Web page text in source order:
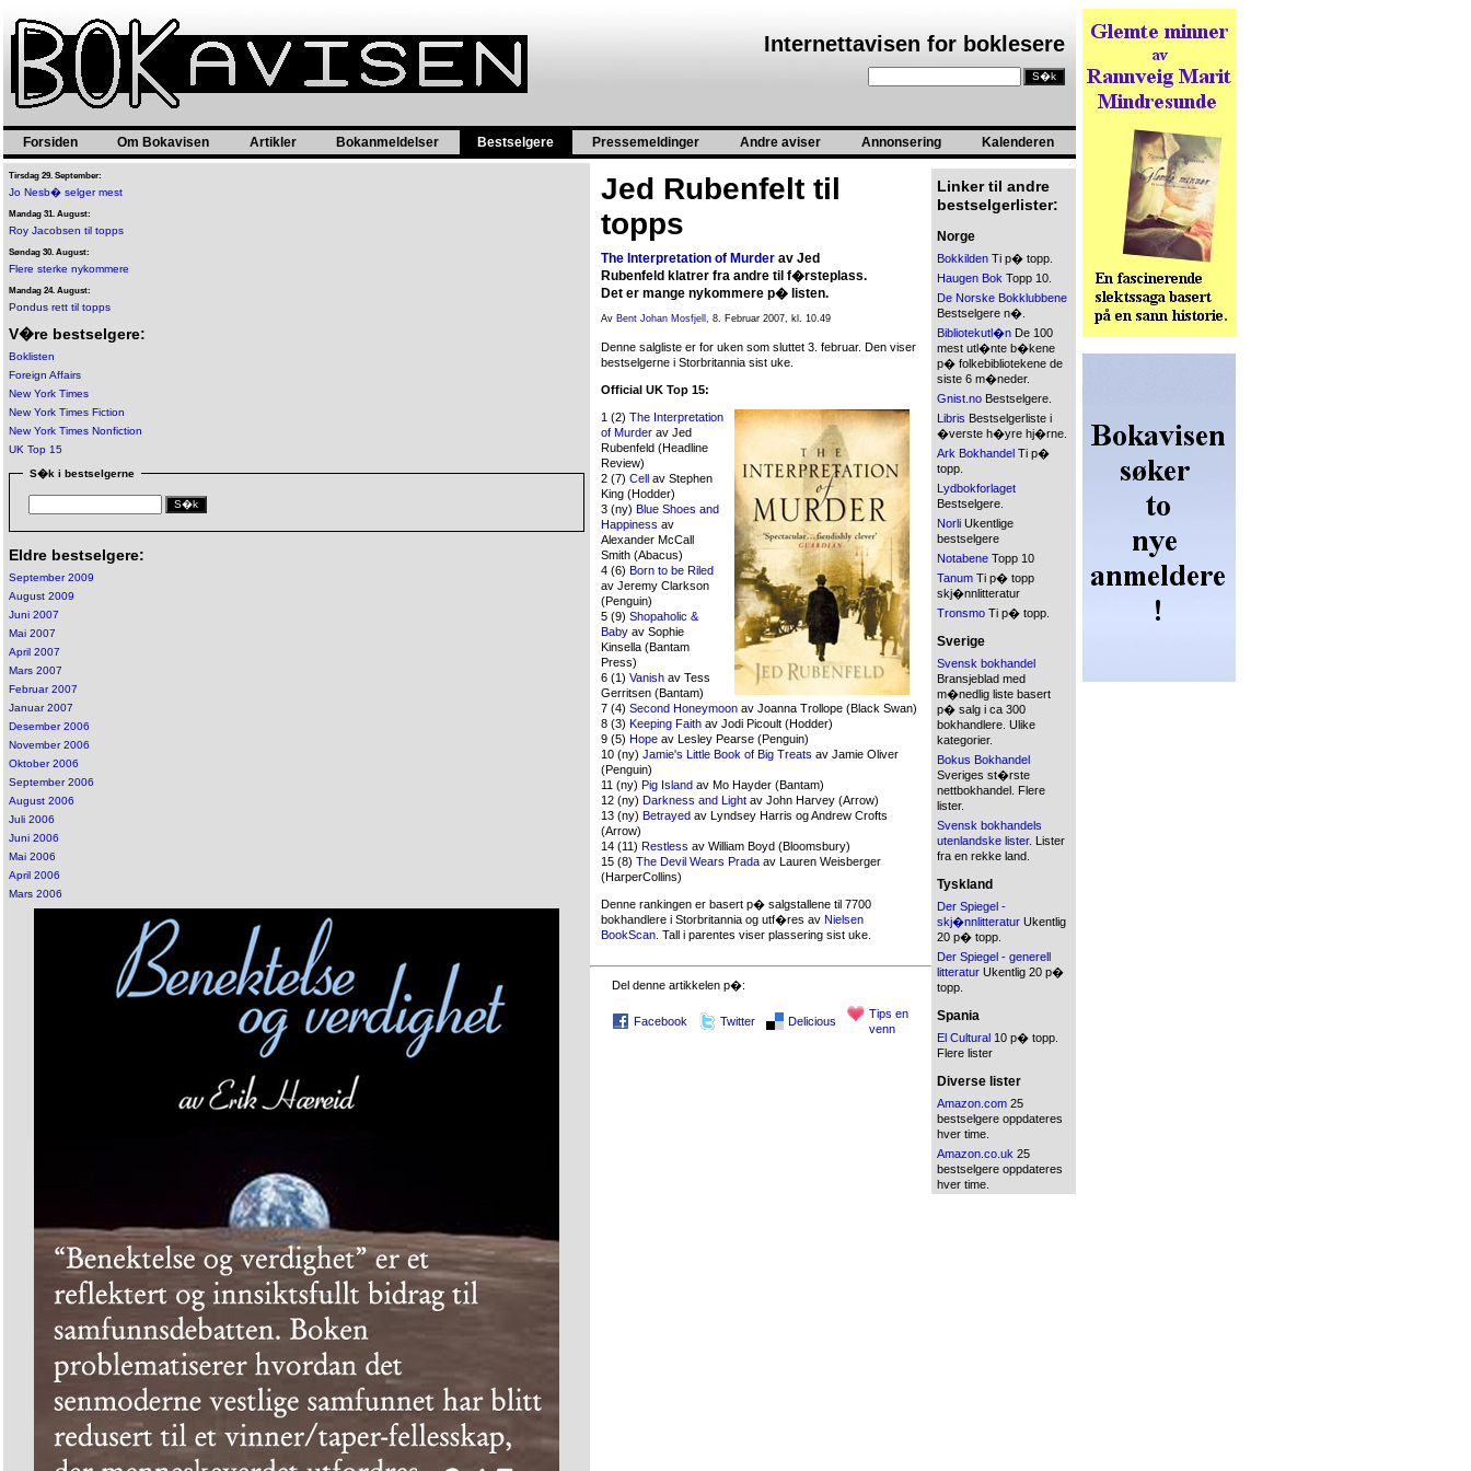
Internettavisen for boklesere
Forsiden Om Bokavisen Artikler Bokanmeldelser Bestselgere Pressemeldinger Andre aviser Annonsering Kalenderen
Tirsdag 29. September:
Jo Nesb� selger mest
Mandag 31. August:
Roy Jacobsen til topps
Søndag 30. August:
Flere sterke nykommere
Mandag 24. August:
Pondus rett til topps
V�re bestselgere:
Boklisten
Foreign Affairs
New York Times
New York Times Fiction
New York Times Nonfiction
UK Top 15
S�k i bestselgerne
Eldre bestselgere:
September 2009
August 2009
Juni 2007
Mai 2007
April 2007
Mars 2007
Februar 2007
Januar 2007
Desember 2006
November 2006
Oktober 2006
September 2006
August 2006
Juli 2006
Juni 2006
Mai 2006
April 2006
Mars 2006
Jed Rubenfelt til
topps
The Interpretation of Murder av Jed
Rubenfeld klatrer fra andre til f�rsteplass.
Det er mange nykommere p� listen.
Av Bent Johan Mosfjell , 8. Februar 2007, kl. 10.49
Denne salgliste er for uken som sluttet 3. februar. Den viser
bestselgerne i Storbritannia sist uke.
Official UK Top 15:
1 (2) The Interpretation
of Murder av Jed
Rubenfeld (Headline
Review)
2 (7) Cell av Stephen
King (Hodder)
3 (ny) Blue Shoes and
Happiness av
Alexander McCall
Smith (Abacus)
4 (6) Born to be Riled
av Jeremy Clarkson
(Penguin)
5 (9) Shopaholic &
Baby av Sophie
Kinsella (Bantam
Press)
6 (1) Vanish av Tess
Gerritsen (Bantam)
7 (4) Second Honeymoon av Joanna Trollope (Black Swan)
8 (3) Keeping Faith av Jodi Picoult (Hodder)
9 (5) Hope av Lesley Pearse (Penguin)
10 (ny) Jamie's Little Book of Big Treats av Jamie Oliver
(Penguin)
11 (ny) Pig Island av Mo Hayder (Bantam)
12 (ny) Darkness and Light av John Harvey (Arrow)
13 (ny) Betrayed av Lyndsey Harris og Andrew Crofts
(Arrow)
14 (11) Restless av William Boyd (Bloomsbury)
15 (8) The Devil Wears Prada av Lauren Weisberger
(HarperCollins)
Denne rankingen er basert p� salgstallene til 7700
bokhandlere i Storbritannia og utf�res av Nielsen
BookScan . Tall i parentes viser plassering sist uke.
Del denne artikkelen p�:
Facebook Twitter Delicious
Tips en
venn
Linker til andre
bestselgerlister:
Norge
Bokkilden Ti p� topp.
Haugen Bok Topp 10.
De Norske Bokklubbene
Bestselgere n�.
Bibliotekutl�n De 100
mest utl�nte b�kene
p� folkebibliotekene de
siste 6 m�neder.
Gnist.no Bestselgere.
Libris Bestselgerliste i
�verste h�yre hj�rne.
Ark Bokhandel Ti p�
topp.
Lydbokforlaget
Bestselgere.
Norli Ukentlige
bestselgere
Notabene Topp 10
Tanum Ti p� topp
skj�nnlitteratur
Tronsmo Ti p� topp.
Sverige
Svensk bokhandel
Bransjeblad med
m�nedlig liste basert
p� salg i ca 300
bokhandlere. Ulike
kategorier.
Bokus Bokhandel
Sveriges st�rste
nettbokhandel. Flere
lister.
Svensk bokhandels
utenlandske lister. Lister
fra en rekke land.
Tyskland
Der Spiegel -
skj�nnlitteratur Ukentlig
20 p� topp.
Der Spiegel - generell
litteratur Ukentlig 20 p�
topp.
Spania
El Cultural 10 p� topp.
Flere lister
Diverse lister
Amazon.com 25
bestselgere oppdateres
hver time.
Amazon.co.uk 25
bestselgere oppdateres
hver time.